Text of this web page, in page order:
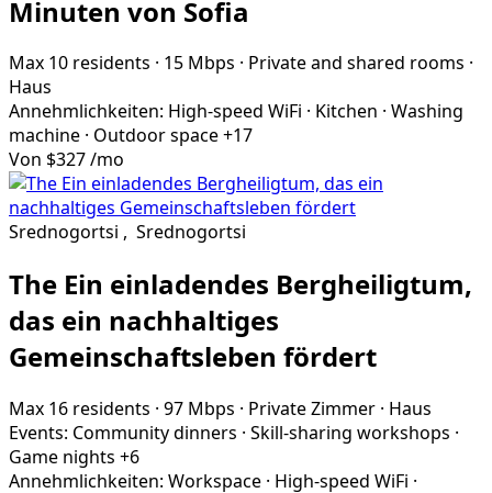
Minuten von Sofia
Max 10 residents · 15 Mbps · Private and shared rooms ·
Haus
Annehmlichkeiten: High-speed WiFi · Kitchen · Washing
machine · Outdoor space+17
Von $327/mo
Srednogortsi , Srednogortsi
The Ein einladendes Bergheiligtum,
das ein nachhaltiges
Gemeinschaftsleben fördert
Max 16 residents · 97 Mbps · Private Zimmer · Haus
Events: Community dinners · Skill-sharing workshops ·
Game nights +6
Annehmlichkeiten: Workspace · High-speed WiFi ·